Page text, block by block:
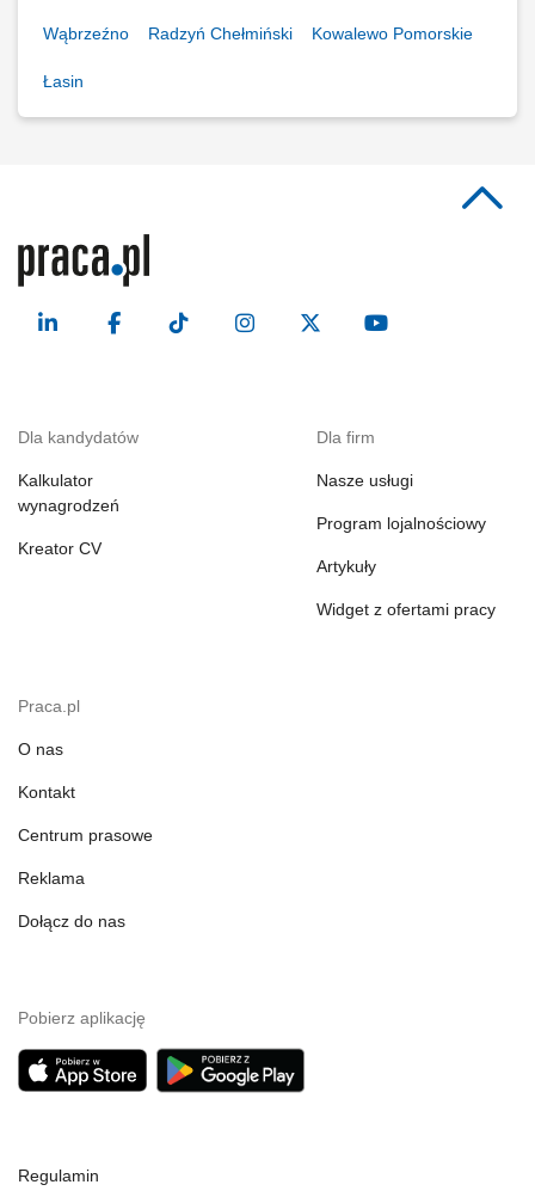
Wąbrzeźno Radzyń Chełmiński Kowalewo Pomorskie
Łasin
Dla kandydatów
Kalkulator
wynagrodzeń
Kreator CV
Dla firm
Nasze usługi
Program lojalnościowy
Artykuły
Widget z ofertami pracy
Praca.pl
O nas
Kontakt
Centrum prasowe
Reklama
Dołącz do nas
Pobierz aplikację
Regulamin